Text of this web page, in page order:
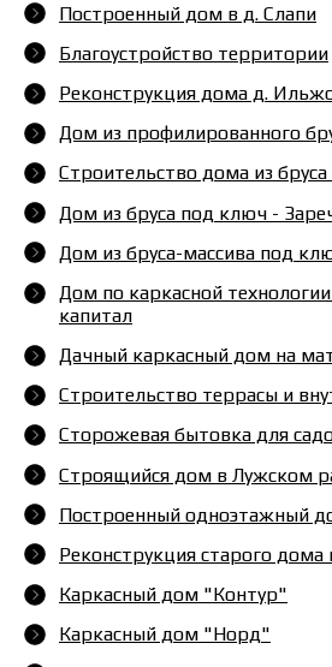
Построенный дом в д. Слапи
Благоустройство территории
Реконструкция дома д.
Дом из профилированного
Строительство дома из
Дом из бруса под ключ -
Дом из бруса-массива под
Дом по каркасной
капитал
Дачный каркасный дом на
Строительство террасы и
Сторожевая бытовка для
Строящийся дом в Лужском
Построенный одноэтажный
Реконструкция старого
Каркасный дом "Контур"
Каркасный дом "Норд"